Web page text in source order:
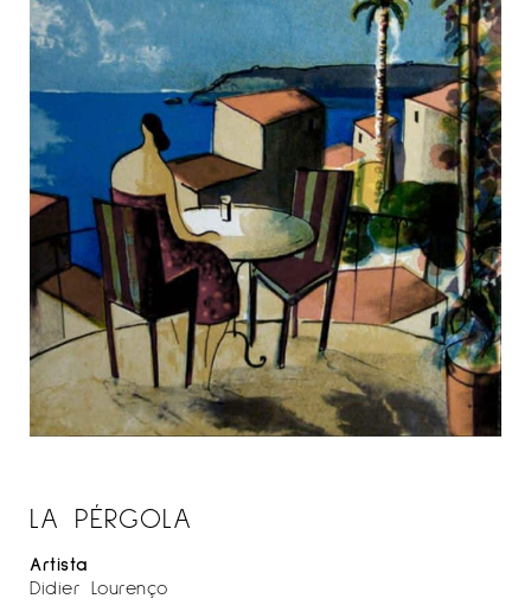
LA PÉRGOLA
Artista
Didier Lourenço